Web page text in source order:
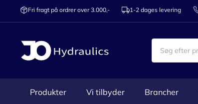
Fri fragt på ordrer over 3.000,- 1-2 dages levering
Produkter Vi tilbyder Brancher